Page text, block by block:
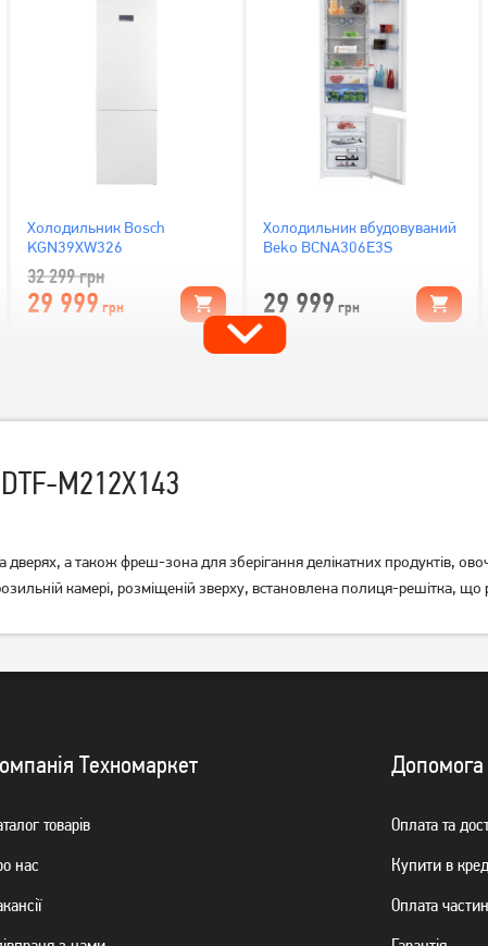
Холодильник Bosch
KGN39XW326
32 299грн
29 999 грн
Холодильник вбудовуваний
Beko BCNA306E3S
29 999 грн
38 999
Liebherr ICe 5103
M212X143
а також фреш-зона для зберігання делікатних продуктів,
камері, розміщеній зверху, встановлена полиця-решітка, що
Техномаркет
товарiв
нас
Допомога
Оплата та
Купити в
Оплата